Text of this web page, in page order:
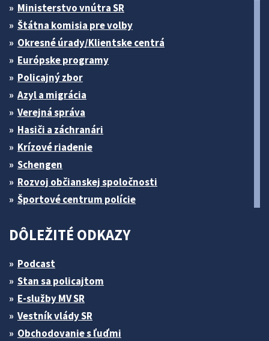
Ministerstvo vnútra SR
Štátna komisia pre volby
Okresné úrady/Klientske centrá
Európske programy
Policajný zbor
Azyl a migrácia
Verejná správa
Hasiči a záchranári
Krízové riadenie
Schengen
Rozvoj občianskej spoločnosti
Športové centrum polície
DÔLEŽITÉ ODKAZY
Podcast
Stan sa policajtom
E-služby MV SR
Vestník vlády SR
Obchodovanie s ľuďmi